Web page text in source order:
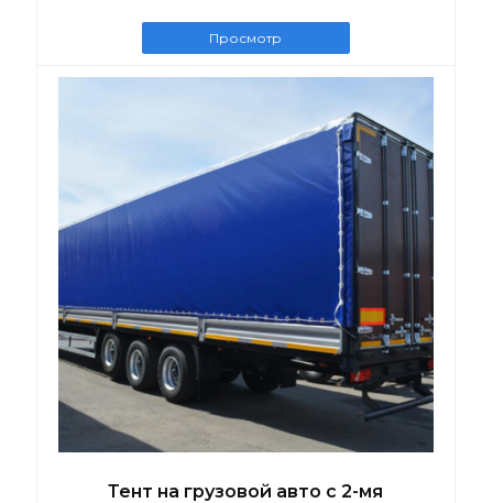
Просмотр
Тент на грузовой авто с 2-мя